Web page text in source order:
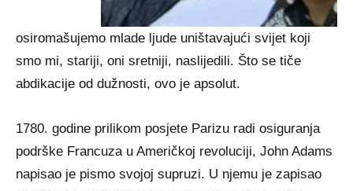
osiromašujemo mlade ljude uništavajući svijet koji
smo mi, stariji, oni sretniji, naslijedili. Što se tiče
abdikacije od dužnosti, ovo je apsolut.
1780. godine prilikom posjete Parizu radi osiguranja
podrške Francuza u Američkoj revoluciji, John Adams
napisao je pismo svojoj supruzi. U njemu je zapisao